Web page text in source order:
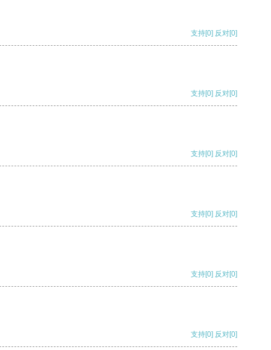
支持[0] 反对[0]
支持[0] 反对[0]
支持[0] 反对[0]
支持[0] 反对[0]
支持[0] 反对[0]
支持[0] 反对[0]